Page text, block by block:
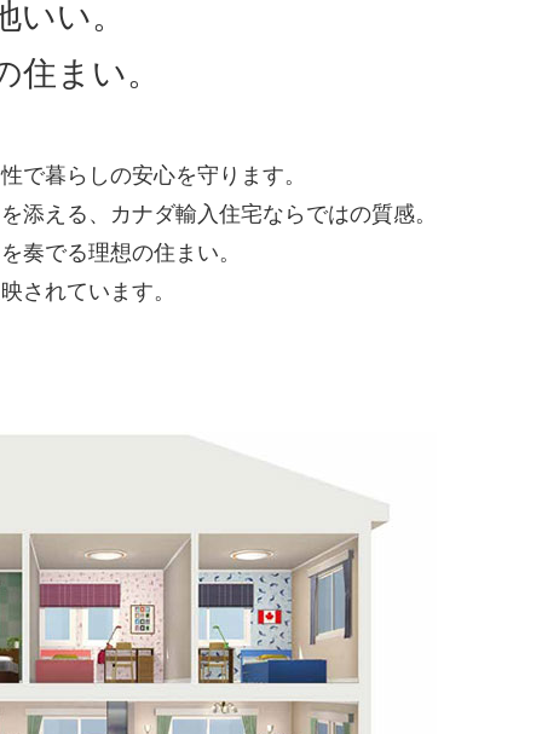
い。
まい。
で暮らしの安心を守ります。
添える、カナダ輸入住宅ならではの質感。
奏でる理想の住まい。
されています。